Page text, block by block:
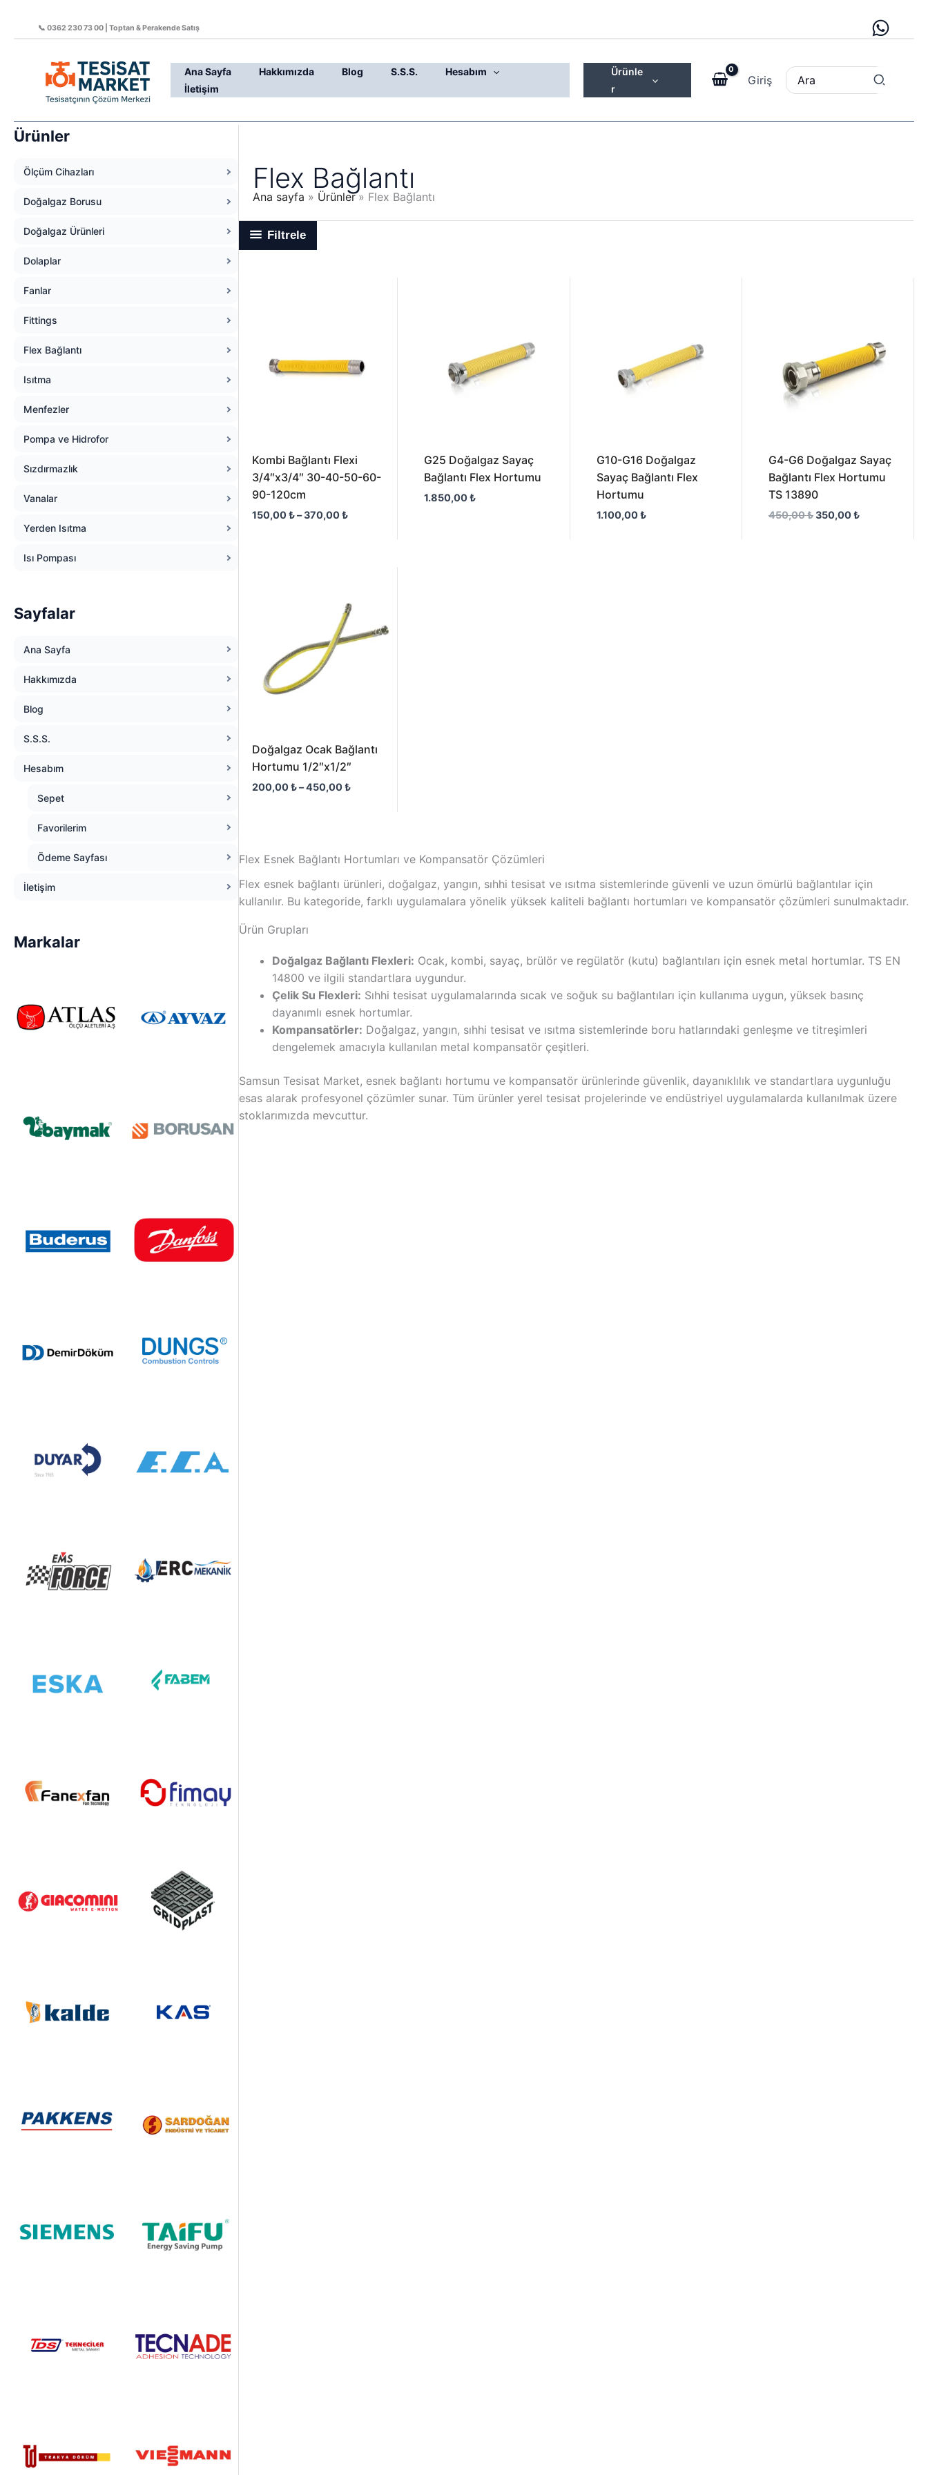
📞 0362 230 73 00 | Toptan & Perakende Satış
Ana Sayfa Hakkımızda Blog S.S.S.
Hesabım
İletişim
Ürünle
r
Giriş
Search
for:
Ürünler
Ölçüm Cihazları
Doğalgaz Borusu
Doğalgaz Ürünleri
Dolaplar
Fanlar
Fittings
Flex Bağlantı
Isıtma
Menfezler
Pompa ve Hidrofor
Sızdırmazlık
Vanalar
Yerden Isıtma
Isı Pompası
Sayfalar
Ana Sayfa
Hakkımızda
Blog
S.S.S.
Hesabım
Sepet
Favorilerim
Ödeme Sayfası
İletişim
Markalar
Flex Bağlantı
Ana sayfa Ürünler Flex Bağlantı
Filtrele
Kombi Bağlantı Flexi
3/4″x3/4″ 30-40-50-60-
90-120cm
150,00₺–370,00₺
G25 Doğalgaz Sayaç
Bağlantı Flex Hortumu
1.850,00₺
G10-G16 Doğalgaz
Sayaç Bağlantı Flex
Hortumu
1.100,00₺
G4-G6 Doğalgaz Sayaç
Bağlantı Flex Hortumu
TS 13890
450,00₺350,00₺
Doğalgaz Ocak Bağlantı
Hortumu 1/2″x1/2″
200,00₺–450,00₺
-
Flex Esnek Bağlantı Hortumları ve Kompansatör Çözümleri
Flex esnek bağlantı ürünleri, doğalgaz, yangın, sıhhi tesisat ve ısıtma sistemlerinde güvenli ve uzun ömürlü bağlantılar için
kullanılır. Bu kategoride, farklı uygulamalara yönelik yüksek kaliteli bağlantı hortumları ve kompansatör çözümleri sunulmaktadır.
Ürün Grupları
Doğalgaz Bağlantı Flexleri: Ocak, kombi, sayaç, brülör ve regülatör (kutu) bağlantıları için esnek metal hortumlar. TS EN
14800 ve ilgili standartlara uygundur.
Çelik Su Flexleri: Sıhhi tesisat uygulamalarında sıcak ve soğuk su bağlantıları için kullanıma uygun, yüksek basınç
dayanımlı esnek hortumlar.
Kompansatörler: Doğalgaz, yangın, sıhhi tesisat ve ısıtma sistemlerinde boru hatlarındaki genleşme ve titreşimleri
dengelemek amacıyla kullanılan metal kompansatör çeşitleri.
Samsun Tesisat Market, esnek bağlantı hortumu ve kompansatör ürünlerinde güvenlik, dayanıklılık ve standartlara uygunluğu
esas alarak profesyonel çözümler sunar. Tüm ürünler yerel tesisat projelerinde ve endüstriyel uygulamalarda kullanılmak üzere
stoklarımızda mevcuttur.